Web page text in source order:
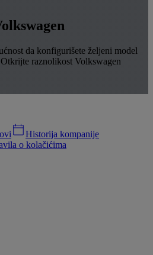
da konfigurišete željeni model
raznolikost Volkswagen
Historija kompanije
o kolačićima